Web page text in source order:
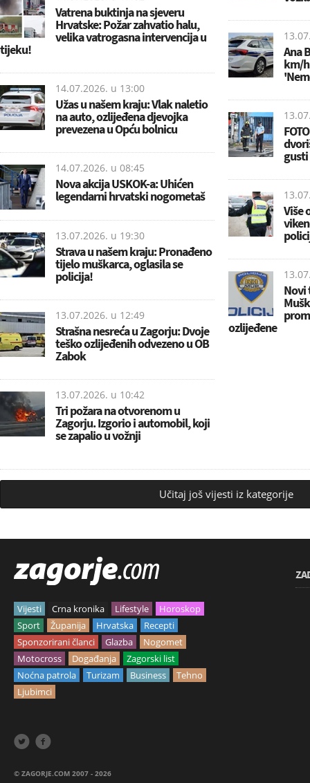
Vatrena buktinja na sjeveru
Hrvatske: Požar zahvatio halu,
velika vatrogasna intervencija u
tijeku!
14.07.2026. u 13:00
Užas u našem kraju: Vlak naletio
na auto, ozlijeđena djevojka
prevezena u Opću bolnicu
14.07.2026. u 08:45
Nova akcija USKOK-a: Uhićen
legendarni hrvatski nogometaš
13.07.2026. u 19:30
Strava u našem kraju: Pronađeno
tijelo muškarca, oglasila se
policija!
13.07.2026. u 12:49
Strašna nesreća u Zagorju: Dvoje
teško ozlijeđenih odvezeno u OB
Zabok
13.07.2026. u 10:42
Tri požara na otvorenom u
Zagorju. Izgorio i automobil, koji
se zapalio u vožnji
Ana
km/
Više
Novi
ozlijeđene
Učitaj još vijesti iz kategorije
Vijesti Crna kronika Lifestyle
Horoskop
Sport
Županija Hrvatska
Recepti
Sponzorirani članci
Glazba
Nogomet
Motocross
Događanja
Zagorski list
Noćna patrola
Turizam Business
Tehno
Ljubimci
 
© ZAGORJE.COM 2007 - 2026